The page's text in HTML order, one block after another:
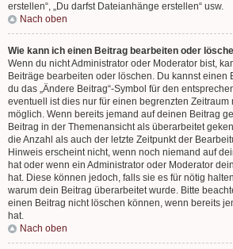
erstellen“, „Du darfst Dateianhänge erstellen“ usw.
Nach oben
Wie kann ich einen Beitrag bearbeiten oder
Wenn du nicht Administrator oder Moderator bist,
Beiträge bearbeiten oder löschen. Du kannst einen
du das „Ändere Beitrag“-Symbol für den
eventuell ist dies nur für einen begrenzten Zeitraum
möglich. Wenn bereits jemand auf deinen Beitrag
Beitrag in der Themenansicht als überarbeitet
die Anzahl als auch der letzte Zeitpunkt der
Hinweis erscheint nicht, wenn noch niemand auf
hat oder wenn ein Administrator oder Moderator
hat. Diese können jedoch, falls sie es für nötig
warum dein Beitrag überarbeitet wurde. Bitte
einen Beitrag nicht löschen können, wenn bereits
hat.
Nach oben